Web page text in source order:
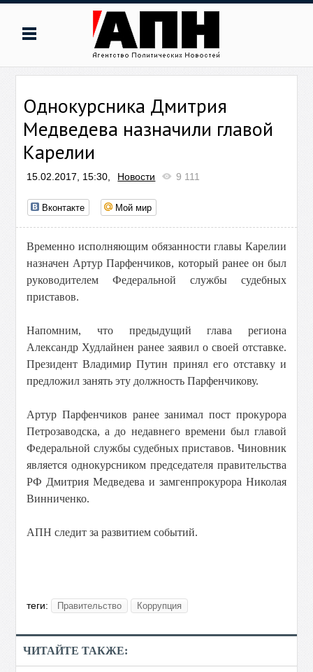
Однокурсника Дмитрия
Медведева назначили главой
Карелии
15.02.2017, 15:30, Новости 9 111
Вконтакте Мой мир
Временно исполняющим обязанности главы Карелии
назначен Артур Парфенчиков, который ранее он был
руководителем Федеральной службы судебных
приставов.
Напомним, что предыдущий глава региона
Александр Худлайнен ранее заявил о своей отставке.
Президент Владимир Путин принял его отставку и
предложил занять эту должность Парфенчикову.
Артур Парфенчиков ранее занимал пост прокурора
Петрозаводска, а до недавнего времени был главой
Федеральной службы судебных приставов. Чиновник
является однокурсником председателя правительства
РФ Дмитрия Медведева и замгенпрокурора Николая
Винниченко.
АПН следит за развитием событий.
теги: Правительство Коррупция
ЧИТАЙТЕ ТАКЖЕ: